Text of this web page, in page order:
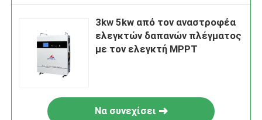
3kw 5kw από τον αναστροφέα
ελεγκτών δαπανών πλέγματος
με τον ελεγκτή MPPT
Να συνεχίσει